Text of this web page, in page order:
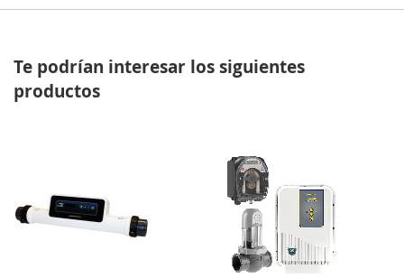
Te podrían interesar los siguientes
productos